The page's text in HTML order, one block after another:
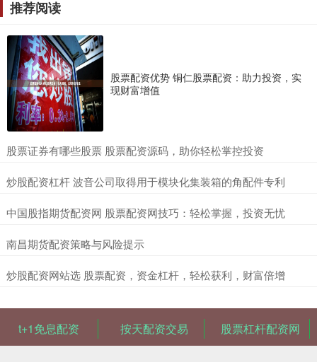
推荐阅读
股票配资优势 铜仁股票配资：助力投资，实
现财富增值
​股票证券有哪些股票 股票配资源码，助你轻松掌控投资
​炒股配资杠杆 波音公司取得用于模块化集装箱的角配件专利
​中国股指期货配资网 股票配资网技巧：轻松掌握，投资无忧
​南昌期货配资策略与风险提示
​炒股配资网站选 股票配资，资金杠杆，轻松获利，财富倍增
t+1免息配资 按天配资交易 股票杠杆配资网